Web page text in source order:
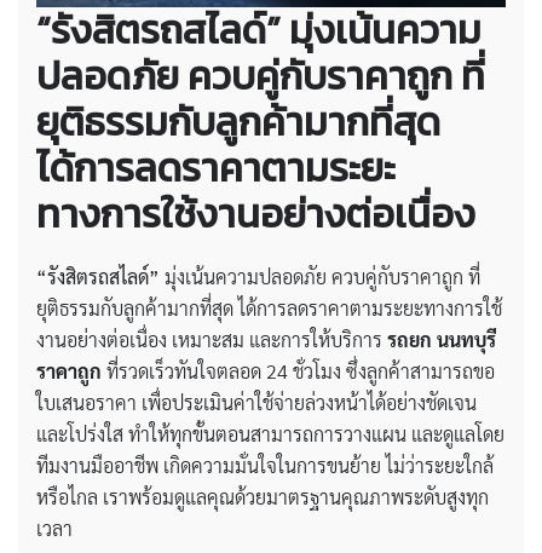
“รังสิตรถสไลด์” มุ่งเน้นความ
ปลอดภัย ควบคู่กับราคาถูก ที่
ยุติธรรมกับลูกค้ามากที่สุด
ได้การลดราคาตามระยะ
ทางการใช้งานอย่างต่อเนื่อง
“รังสิตรถสไลด์” มุ่งเน้นความปลอดภัย ควบคู่กับราคาถูก ที่
ยุติธรรมกับลูกค้ามากที่สุด ได้การลดราคาตามระยะทางการใช้
งานอย่างต่อเนื่อง เหมาะสม และการให้บริการ รถยก นนทบุรี
ราคาถูก ที่รวดเร็วทันใจตลอด 24 ชั่วโมง ซึ่งลูกค้าสามารถขอ
ใบเสนอราคา เพื่อประเมินค่าใช้จ่ายล่วงหน้าได้อย่างชัดเจน
และโปร่งใส ทำให้ทุกขั้นตอนสามารถการวางแผน และดูแลโดย
ทีมงานมืออาชีพ เกิดความมั่นใจในการขนย้าย ไม่ว่าระยะใกล้
หรือไกล เราพร้อมดูแลคุณด้วยมาตรฐานคุณภาพระดับสูงทุก
เวลา